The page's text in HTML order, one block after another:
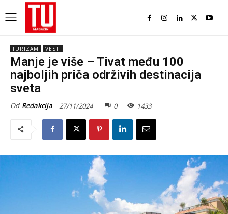
TURIZAM VESTI
Manje je više – Tivat među 100
najboljih priča održivih destinacija
sveta
Od Redakcija 27/11/2024 0 1433